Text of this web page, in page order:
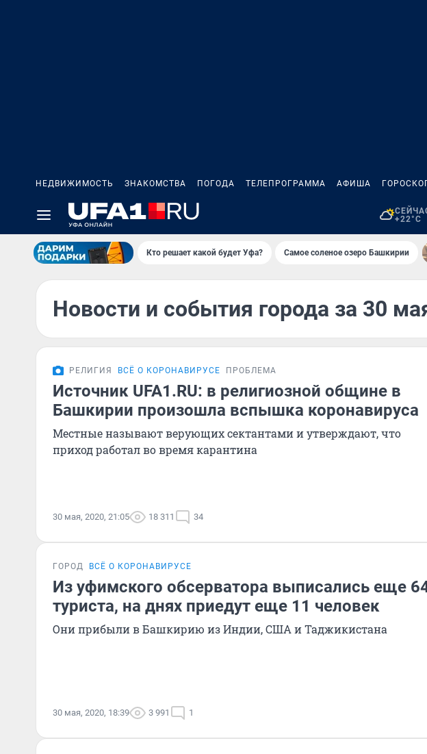
НЕДВИЖИМОСТЬ ЗНАКОМСТВА ПОГОДА ТЕЛЕПРОГРАММА АФИША
+22°C
Кто решает какой будет Уфа? Самое соленое озеро Башкирии
Новости и события города за 30
РЕЛИГИЯ ВСЁ О КОРОНАВИРУСЕ ПРОБЛЕМА
Источник UFA1.RU: в религиозной общине в
Башкирии произошла вспышка коронавируса
Местные называют верующих сектантами и утверждают, что
приход работал во время карантина
30 мая, 2020, 21:05 18 311 34
ГОРОД ВСЁ О КОРОНАВИРУСЕ
Из уфимского обсерватора выписались еще
туриста, на днях приедут еще 11 человек
Они прибыли в Башкирию из Индии, США и Таджикистана
30 мая, 2020, 18:39 3 991 1